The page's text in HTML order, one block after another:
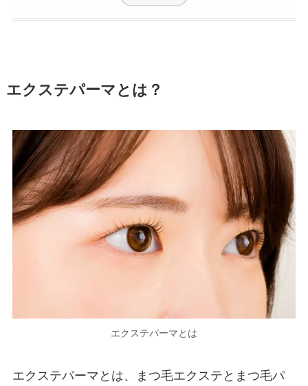
エクステパーマとは？
エクステパーマとは
エクステパーマとは、まつ毛エクステとまつ毛パ